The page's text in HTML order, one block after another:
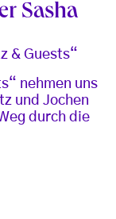
Sasha
& Guests“
nehmen uns
und Jochen
durch die